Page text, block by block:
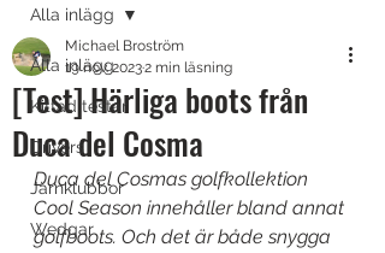
Alla inlägg
Kittad testar
Drivers
Järnklubbor
Wedgar
Alla inlägg
[Test] Härliga boots från
Duca del Cosma
Michael Broström
19 nov. 20232 min läsning
Duca del Cosmas golfkollektion
Cool Season innehåller bland annat
golfboots. Och det är både snygga